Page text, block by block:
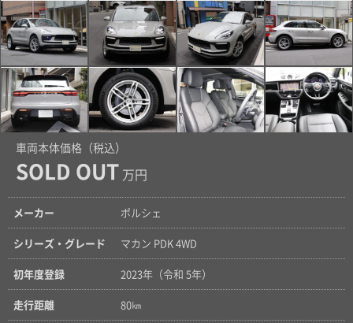
車両本体価格（税込）
SOLD OUT 万円
メーカー ポルシェ
シリーズ・グレード マカン PDK 4WD
初年度登録 2023年（令和 5年）
走行距離 80㎞